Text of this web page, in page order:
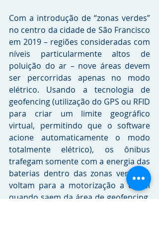
Com a introdução de “zonas verdes”
no centro da cidade de São Francisco
em 2019 – regiões consideradas com
níveis particularmente altos de
poluição do ar – nove áreas devem
ser percorridas apenas no modo
elétrico. Usando a tecnologia de
geofencing (utilização do GPS ou RFID
para criar um limite geográfico
virtual, permitindo que o software
acione automaticamente o modo
totalmente elétrico), os ônibus
trafegam somente com a energia das
baterias dentro das zonas verdes e
voltam para a motorização a diesel
quando saem da área de geofencing.